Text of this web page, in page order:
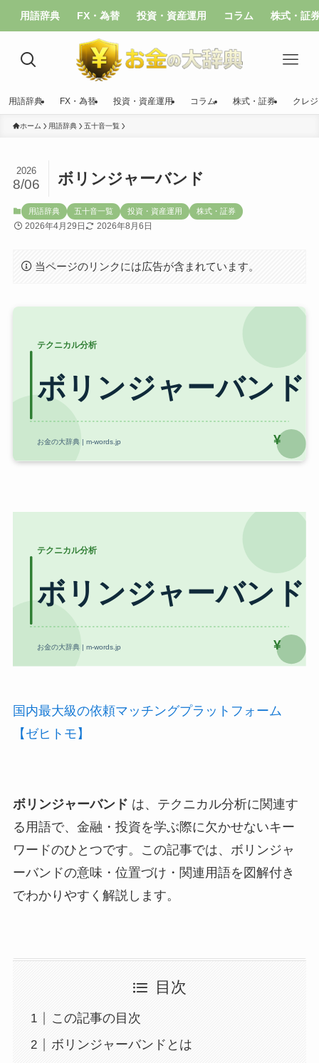
用語辞典 FX・為替 投資・資産運用 コラム 株式・証
用語辞典 FX・為替 投資・資産運用 コラム 株式・証券 クレ
ホーム 用語辞典 五十音一覧
ボリンジャーバンド
2026
8/06
用語辞典 五十音一覧 投資・資産運用 株式・証券
2026年4月29日 2026年8月6日
当ページのリンクには広告が含まれています。
国内最大級の依頼マッチングプラットフォーム
【ゼヒトモ】
ボリンジャーバンド は、テクニカル分析に関連す
る用語で、金融・投資を学ぶ際に欠かせないキー
ワードのひとつです。この記事では、ボリンジャ
ーバンドの意味・位置づけ・関連用語を図解付き
でわかりやすく解説します。
目次
この記事の目次
ボリンジャーバンドとは